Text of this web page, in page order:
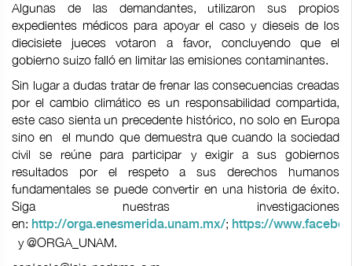
Algunas de las demandantes, utilizaron sus propios
expedientes médicos para apoyar el caso y dieseis de los
diecisiete jueces votaron a favor, concluyendo que el
gobierno suizo falló en limitar las emisiones contaminantes.
Sin lugar a dudas tratar de frenar las consecuencias creadas
por el cambio climático es un responsabilidad compartida,
este caso sienta un precedente histórico, no solo en Europa
sino en el mundo que demuestra que cuando la sociedad
civil se reúne para participar y exigir a sus gobiernos
resultados por el respeto a sus derechos humanos
fundamentales se puede convertir en una historia de éxito.
Siga nuestras investigaciones
en: http://orga.enesmerida.unam.mx/; https://
y @ORGA_UNAM.